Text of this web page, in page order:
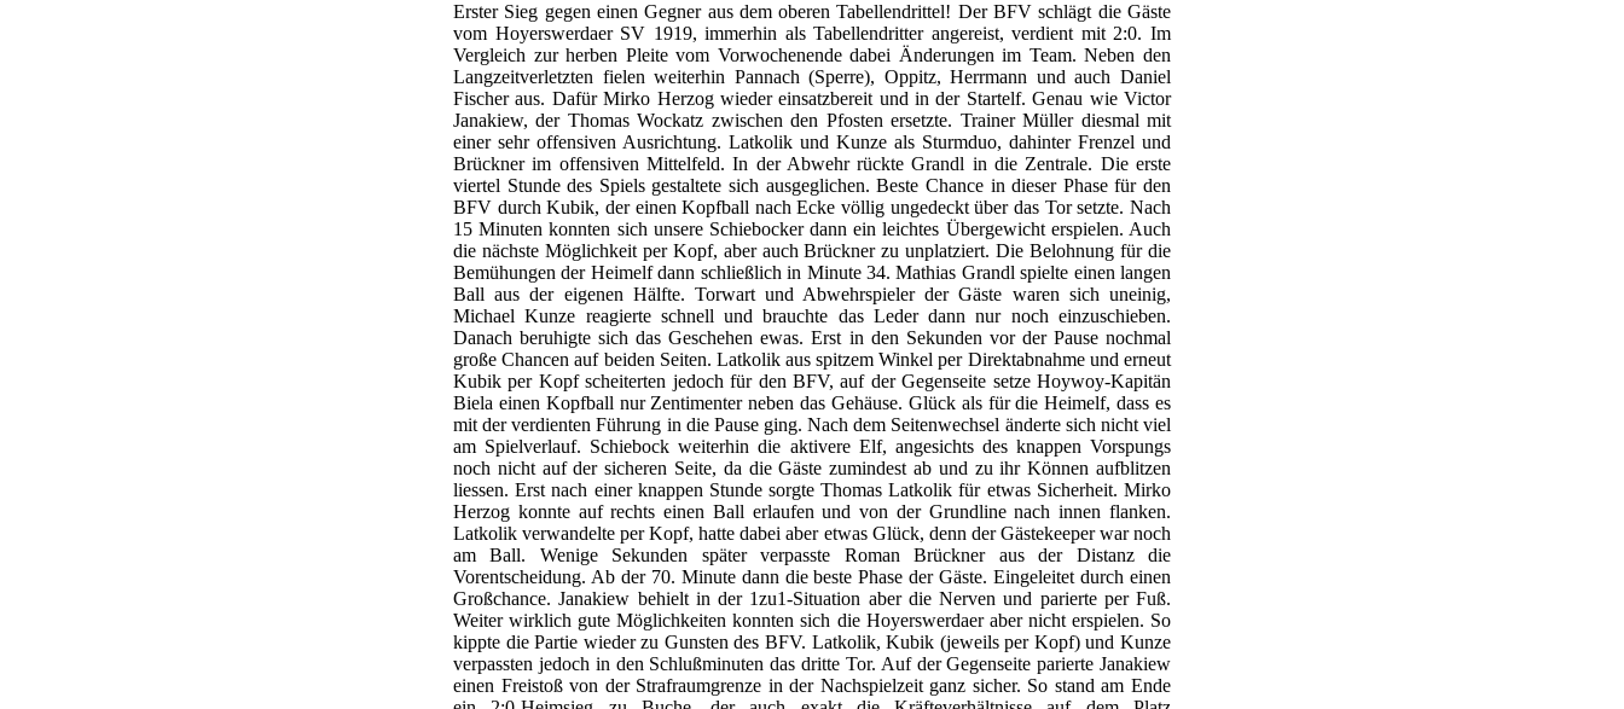
Erster Sieg gegen einen Gegner aus dem oberen Tabellendrittel! Der BFV schlägt die Gäste
vom Hoyerswerdaer SV 1919, immerhin als Tabellendritter angereist, verdient mit 2:0. Im
Vergleich zur herben Pleite vom Vorwochenende dabei Änderungen im Team. Neben den
Langzeitverletzten fielen weiterhin Pannach (Sperre), Oppitz, Herrmann und auch Daniel
Fischer aus. Dafür Mirko Herzog wieder einsatzbereit und in der Startelf. Genau wie Victor
Janakiew, der Thomas Wockatz zwischen den Pfosten ersetzte. Trainer Müller diesmal mit
einer sehr offensiven Ausrichtung. Latkolik und Kunze als Sturmduo, dahinter Frenzel und
Brückner im offensiven Mittelfeld. In der Abwehr rückte Grandl in die Zentrale. Die erste
viertel Stunde des Spiels gestaltete sich ausgeglichen. Beste Chance in dieser Phase für den
BFV durch Kubik, der einen Kopfball nach Ecke völlig ungedeckt über das Tor setzte. Nach
15 Minuten konnten sich unsere Schiebocker dann ein leichtes Übergewicht erspielen. Auch
die nächste Möglichkeit per Kopf, aber auch Brückner zu unplatziert. Die Belohnung für die
Bemühungen der Heimelf dann schließlich in Minute 34. Mathias Grandl spielte einen langen
Ball aus der eigenen Hälfte. Torwart und Abwehrspieler der Gäste waren sich uneinig,
Michael Kunze reagierte schnell und brauchte das Leder dann nur noch einzuschieben.
Danach beruhigte sich das Geschehen ewas. Erst in den Sekunden vor der Pause nochmal
große Chancen auf beiden Seiten. Latkolik aus spitzem Winkel per Direktabnahme und erneut
Kubik per Kopf scheiterten jedoch für den BFV, auf der Gegenseite setze Hoywoy-Kapitän
Biela einen Kopfball nur Zentimenter neben das Gehäuse. Glück als für die Heimelf, dass es
mit der verdienten Führung in die Pause ging. Nach dem Seitenwechsel änderte sich nicht viel
am Spielverlauf. Schiebock weiterhin die aktivere Elf, angesichts des knappen Vorspungs
noch nicht auf der sicheren Seite, da die Gäste zumindest ab und zu ihr Können aufblitzen
liessen. Erst nach einer knappen Stunde sorgte Thomas Latkolik für etwas Sicherheit. Mirko
Herzog konnte auf rechts einen Ball erlaufen und von der Grundline nach innen flanken.
Latkolik verwandelte per Kopf, hatte dabei aber etwas Glück, denn der Gästekeeper war noch
am Ball. Wenige Sekunden später verpasste Roman Brückner aus der Distanz die
Vorentscheidung. Ab der 70. Minute dann die beste Phase der Gäste. Eingeleitet durch einen
Großchance. Janakiew behielt in der 1zu1-Situation aber die Nerven und parierte per Fuß.
Weiter wirklich gute Möglichkeiten konnten sich die Hoyerswerdaer aber nicht erspielen. So
kippte die Partie wieder zu Gunsten des BFV. Latkolik, Kubik (jeweils per Kopf) und Kunze
verpassten jedoch in den Schlußminuten das dritte Tor. Auf der Gegenseite parierte Janakiew
einen Freistoß von der Strafraumgrenze in der Nachspielzeit ganz sicher. So stand am Ende